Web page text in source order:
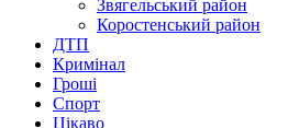
Звягельський район
Коростенський район
ДТП
Кримінал
Гроші
Спорт
Цікаво